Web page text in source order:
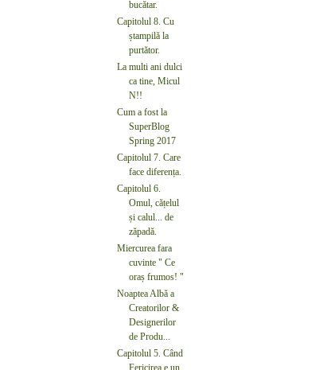
bucătar.
Capitolul 8. Cu
ștampilă la
purtător.
La multi ani dulci
ca tine, Micul
N!!
Cum a fost la
SuperBlog
Spring 2017
Capitolul 7. Care
face diferența.
Capitolul 6.
Omul, cățelul
și calul... de
zăpadă.
Miercurea fara
cuvinte " Ce
oraș frumos! "
Noaptea Albă a
Creatorilor &
Designerilor
de Produ...
Capitolul 5. Când
Fericirea e un